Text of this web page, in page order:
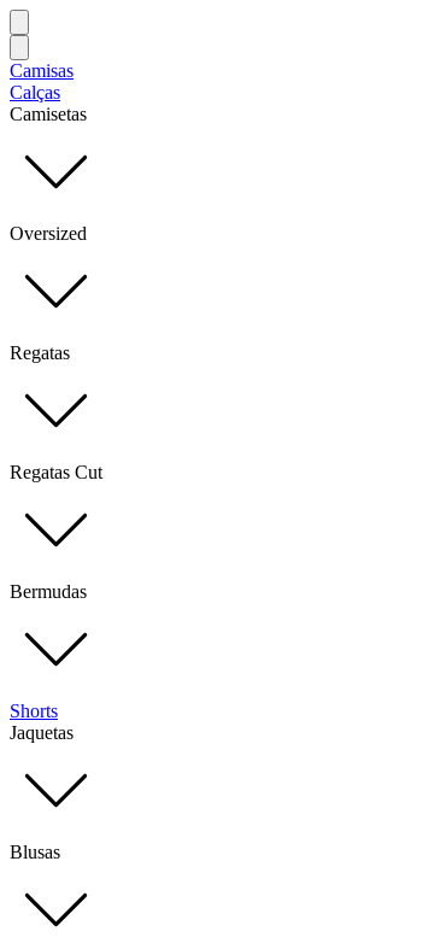
Camisas
Calças
Camisetas
Oversized
Regatas
Regatas Cut
Bermudas
Shorts
Jaquetas
Blusas